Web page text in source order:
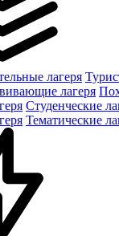
лагеря
лагеря
Студенческие
Тематические